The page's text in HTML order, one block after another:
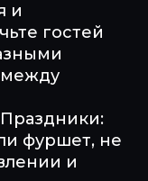
и
гостей
фуршет, не
и